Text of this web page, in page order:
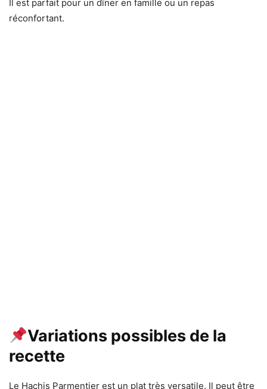
Il est parfait pour un dîner en famille ou un repas
réconfortant.
Variations possibles de la
recette
Le Hachis Parmentier est un plat très versatile. Il peut être